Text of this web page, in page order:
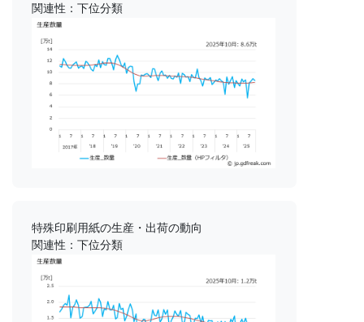
関連性：下位分類
特殊印刷用紙の生産・出荷の動向
関連性：下位分類